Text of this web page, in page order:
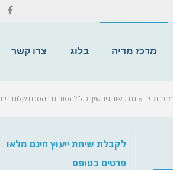
מרכז מדיה בלוג צרו קשר
מרכז מדיה » גם גישור גירושין יכול להסתיים בהסכם שלום בית
לקבלת שיחת ייעוץ חינם מלאו
פרטים בטופס